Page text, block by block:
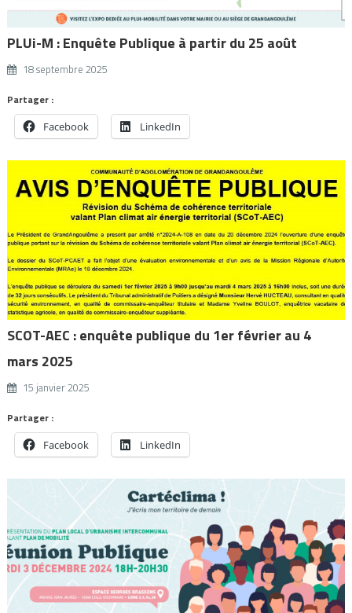
PLUi-M : Enquête Publique à partir du 25 août
18 septembre 2025
Partager :
Facebook LinkedIn
SCOT-AEC : enquête publique du 1er février au 4
mars 2025
15 janvier 2025
Partager :
Facebook LinkedIn